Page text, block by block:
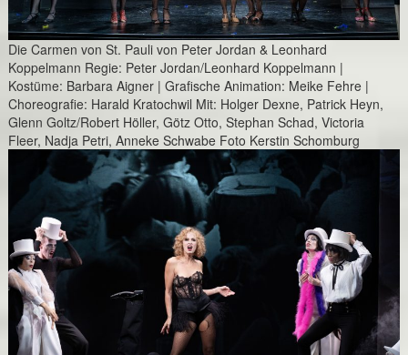
Die Carmen von St. Pauli von Peter Jordan & Leonhard
Koppelmann Regie: Peter Jordan/Leonhard Koppelmann |
Kostüme: Barbara Aigner | Grafische Animation: Meike Fehre |
Choreografie: Harald Kratochwil Mit: Holger Dexne, Patrick Heyn,
Glenn Goltz/Robert Höller, Götz Otto, Stephan Schad, Victoria
Fleer, Nadja Petri, Anneke Schwabe Foto Kerstin Schomburg